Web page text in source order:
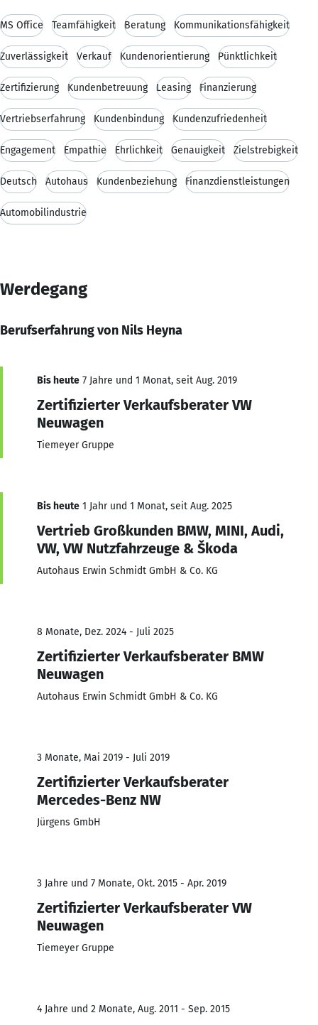
MS Office Teamfähigkeit Beratung Kommunikationsfähigkeit
Zuverlässigkeit Verkauf Kundenorientierung Pünktlichkeit
Zertifizierung Kundenbetreuung Leasing Finanzierung
Vertriebserfahrung Kundenbindung Kundenzufriedenheit
Engagement Empathie Ehrlichkeit Genauigkeit Zielstrebigkeit
Deutsch Autohaus Kundenbeziehung Finanzdienstleistungen
Automobilindustrie
Werdegang
Berufserfahrung von Nils Heyna
Bis heute 7 Jahre und 1 Monat, seit Aug. 2019
Zertifizierter Verkaufsberater VW
Neuwagen
Tiemeyer Gruppe
Bis heute 1 Jahr und 1 Monat, seit Aug. 2025
Vertrieb Großkunden BMW, MINI, Audi,
VW, VW Nutzfahrzeuge & Škoda
Autohaus Erwin Schmidt GmbH & Co. KG
8 Monate, Dez. 2024 - Juli 2025
Zertifizierter Verkaufsberater BMW
Neuwagen
Autohaus Erwin Schmidt GmbH & Co. KG
3 Monate, Mai 2019 - Juli 2019
Zertifizierter Verkaufsberater
Mercedes-Benz NW
Jürgens GmbH
3 Jahre und 7 Monate, Okt. 2015 - Apr. 2019
Zertifizierter Verkaufsberater VW
Neuwagen
Tiemeyer Gruppe
4 Jahre und 2 Monate, Aug. 2011 - Sep. 2015